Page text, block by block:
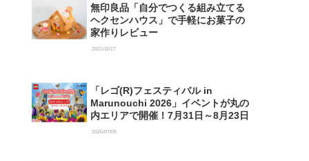
無印良品「自分でつくる組み立てる
ヘクセンハウス」で手軽にお菓子の
家作りレビュー
2021/11/17
「レゴ(R)フェスティバル in
Marunouchi 2026」イベントが丸の
内エリアで開催！7月31日～8月23日
2026/07/09